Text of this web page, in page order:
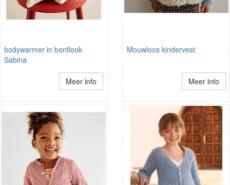
bodywarmer in bontlook
Sabina
Meer info
Mouwloos kindervest
Meer info